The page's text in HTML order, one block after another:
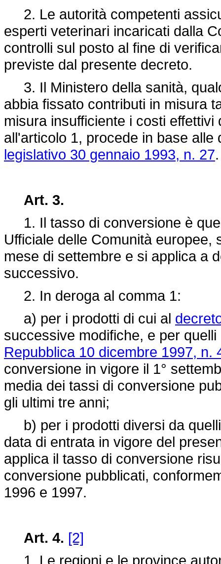
2. Le autorità competenti
esperti veterinari incaricati dalla
controlli sul posto al fine di
previste dal presente decreto.
3. Il Ministero della sanità,
abbia fissato contributi in misura
misura insufficiente i costi
all'articolo 1, procede in base
legislativo 30 gennaio 1993, n. 27.
Art. 3.
1. Il tasso di conversione è
Ufficiale delle Comunità
mese di settembre e si applica a
successivo.
2. In deroga al comma 1:
a) per i prodotti di cui al
successive modifiche, e per
Repubblica 10 dicembre 1997, n.
conversione in vigore il 1°
media dei tassi di conversione
gli ultimi tre anni;
b) per i prodotti diversi da
data di entrata in vigore del
applica il tasso di conversione
conversione pubblicati,
1996 e 1997.
Art. 4. [2]
1. Le regioni e le province